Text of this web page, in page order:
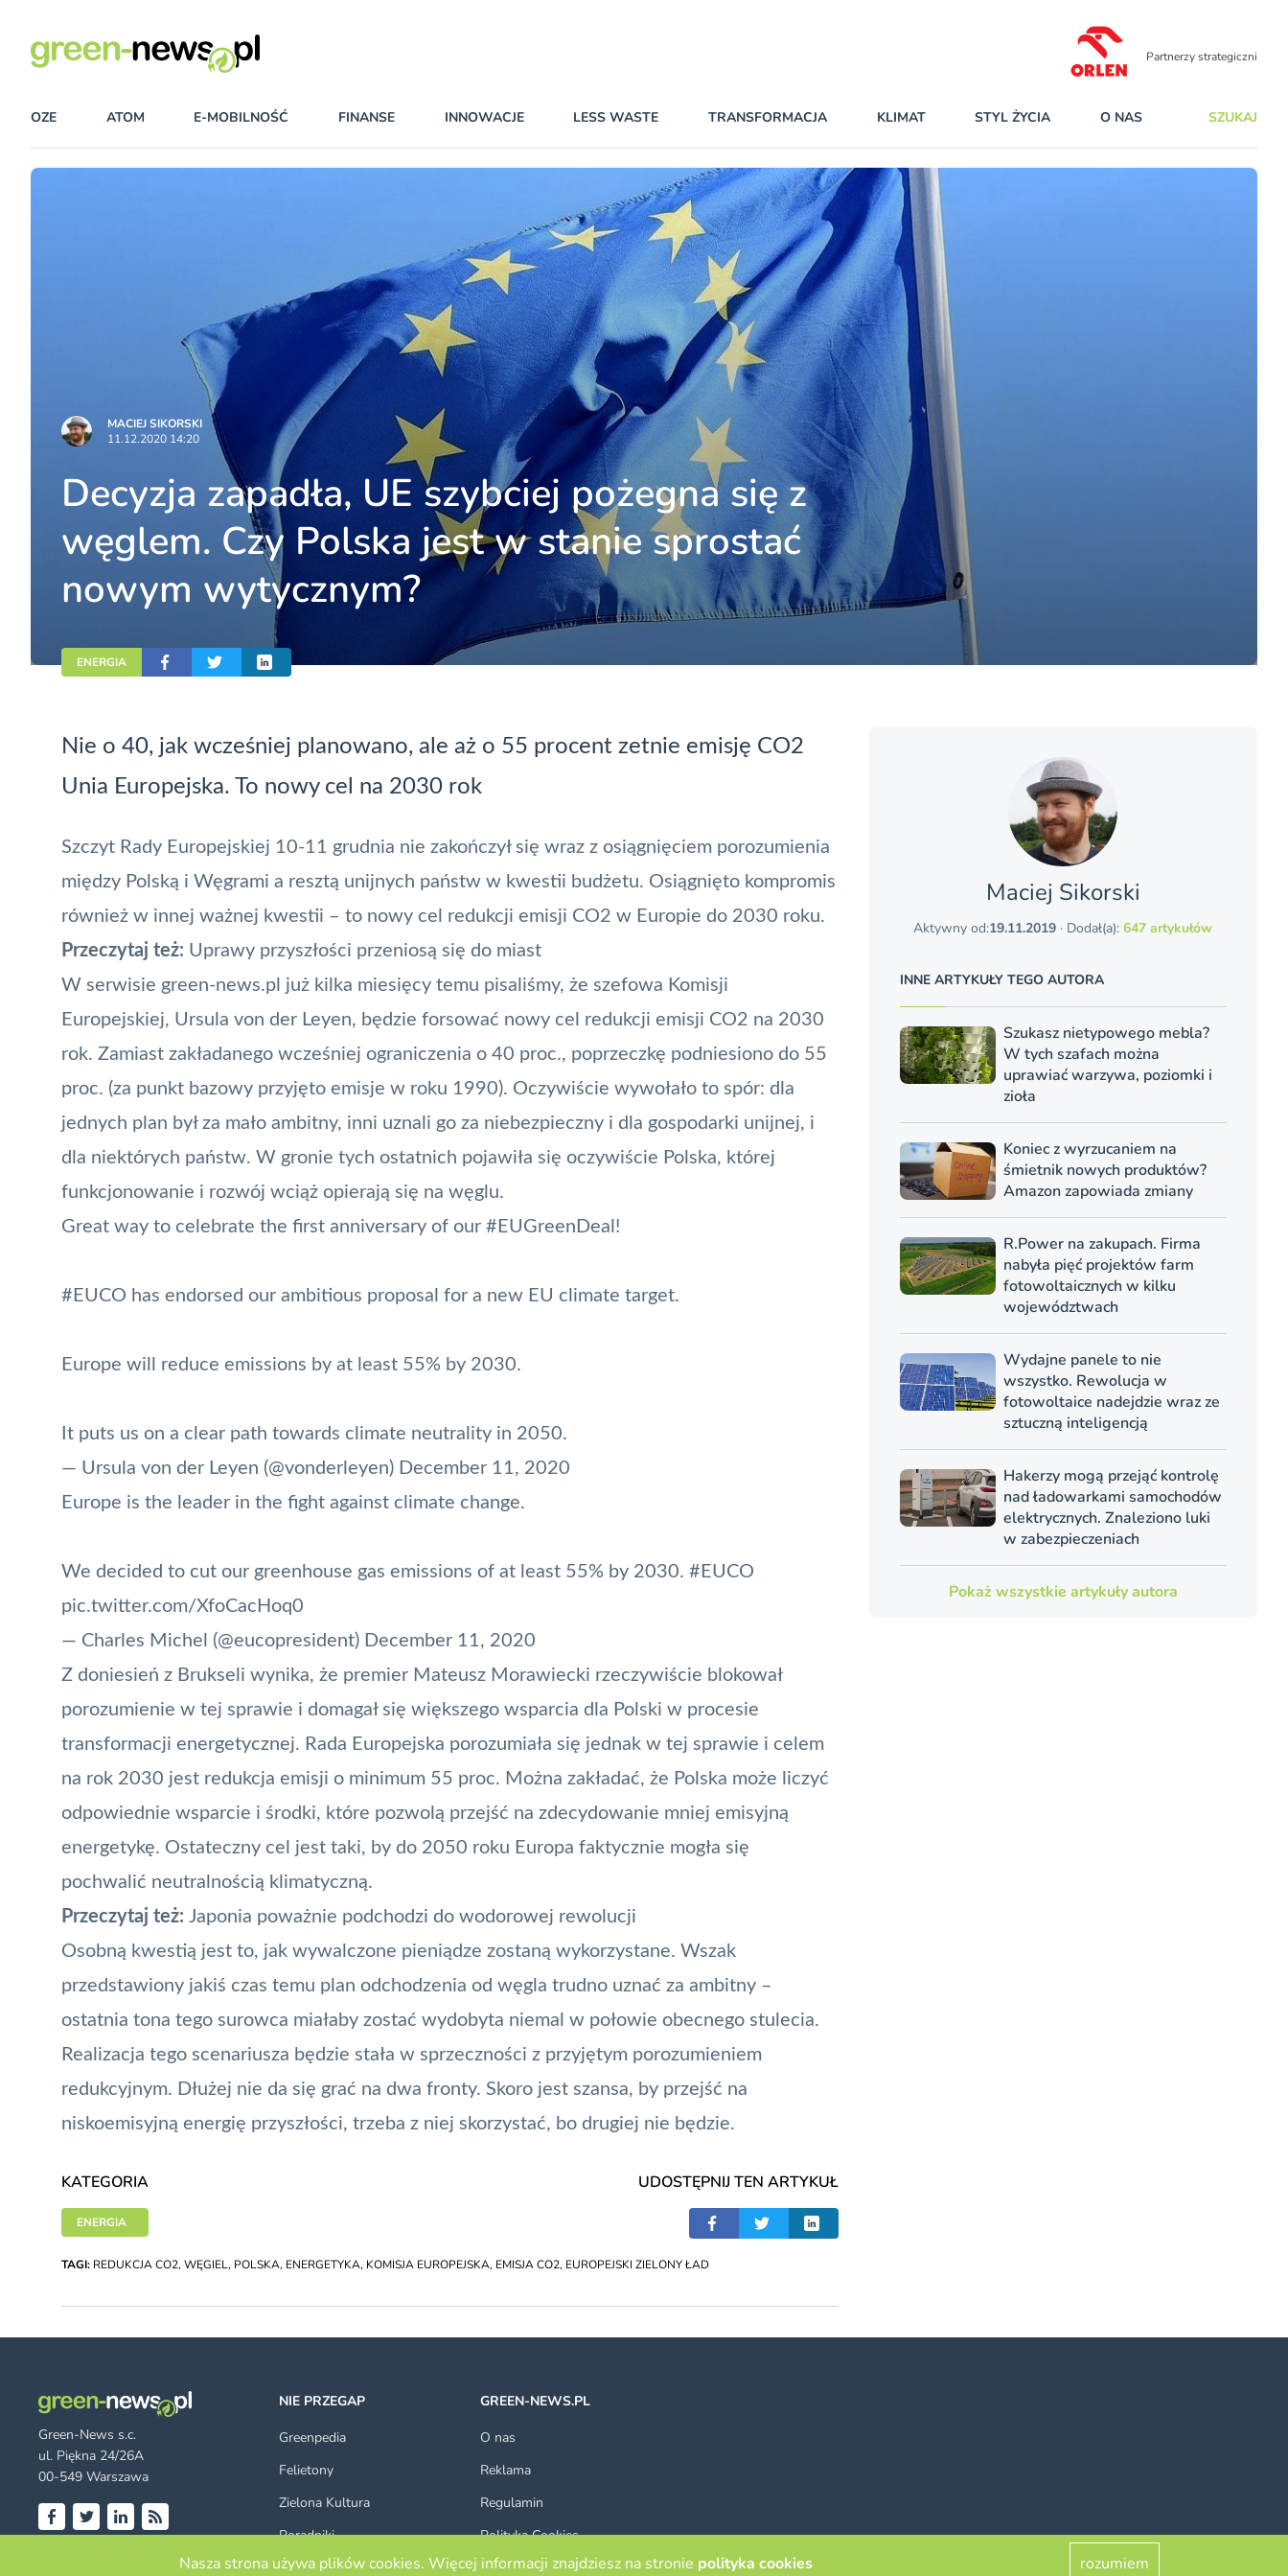
Partnerzy strategiczni
OZE ATOM E-MOBILNOŚĆ FINANSE INNOWACJE LESS WASTE TRANSFORMACJA KLIMAT STYL ŻYCIA O NAS SZUKAJ
MACIEJ SIKORSKI
11.12.2020 14:20
Decyzja zapadła, UE szybciej pożegna się z
węglem. Czy Polska jest w stanie sprostać
nowym wytycznym?
ENERGIA
Nie o 40, jak wcześniej planowano, ale aż o 55 procent zetnie emisję CO2
Unia Europejska. To nowy cel na 2030 rok
Szczyt Rady Europejskiej 10-11 grudnia nie zakończył się wraz z osiągnięciem porozumienia
między Polską i Węgrami a resztą unijnych państw w kwestii budżetu. Osiągnięto kompromis
również w innej ważnej kwestii – to nowy cel redukcji emisji CO2 w Europie do 2030 roku.
Przeczytaj też: Uprawy przyszłości przeniosą się do miast
W serwisie green-news.pl już kilka miesięcy temu pisaliśmy, że szefowa Komisji
Europejskiej, Ursula von der Leyen, będzie forsować nowy cel redukcji emisji CO2 na 2030
rok. Zamiast zakładanego wcześniej ograniczenia o 40 proc., poprzeczkę podniesiono do 55
proc. (za punkt bazowy przyjęto emisje w roku 1990). Oczywiście wywołało to spór: dla
jednych plan był za mało ambitny, inni uznali go za niebezpieczny i dla gospodarki unijnej, i
dla niektórych państw. W gronie tych ostatnich pojawiła się oczywiście Polska, której
funkcjonowanie i rozwój wciąż opierają się na węglu.
Great way to celebrate the first anniversary of our #EUGreenDeal !
#EUCO has endorsed our ambitious proposal for a new EU climate target.
Europe will reduce emissions by at least 55% by 2030.
It puts us on a clear path towards climate neutrality in 2050.
— Ursula von der Leyen (@vonderleyen) December 11, 2020
Europe is the leader in the fight against climate change.
We decided to cut our greenhouse gas emissions of at least 55% by 2030. #EUCO
pic.twitter.com/XfoCacHoq0
— Charles Michel (@eucopresident) December 11, 2020
Z doniesień z Brukseli wynika, że premier Mateusz Morawiecki rzeczywiście blokował
porozumienie w tej sprawie i domagał się większego wsparcia dla Polski w procesie
transformacji energetycznej. Rada Europejska porozumiała się jednak w tej sprawie i celem
na rok 2030 jest redukcja emisji o minimum 55 proc. Można zakładać, że Polska może liczyć
odpowiednie wsparcie i środki, które pozwolą przejść na zdecydowanie mniej emisyjną
energetykę. Ostateczny cel jest taki, by do 2050 roku Europa faktycznie mogła się
pochwalić neutralnością klimatyczną.
Przeczytaj też: Japonia poważnie podchodzi do wodorowej rewolucji
Osobną kwestią jest to, jak wywalczone pieniądze zostaną wykorzystane. Wszak
przedstawiony jakiś czas temu plan odchodzenia od węgla trudno uznać za ambitny –
ostatnia tona tego surowca miałaby zostać wydobyta niemal w połowie obecnego stulecia.
Realizacja tego scenariusza będzie stała w sprzeczności z przyjętym porozumieniem
redukcyjnym. Dłużej nie da się grać na dwa fronty. Skoro jest szansa, by przejść na
niskoemisyjną energię przyszłości, trzeba z niej skorzystać, bo drugiej nie będzie.
KATEGORIA
ENERGIA
UDOSTĘPNIJ TEN ARTYKUŁ
TAGI: REDUKCJA CO2, WĘGIEL, POLSKA, ENERGETYKA, KOMISJA EUROPEJSKA, EMISJA CO2, EUROPEJSKI ZIELONY ŁAD
Maciej Sikorski
Aktywny od:19.11.2019 · Dodał(a):647 artykułów
INNE ARTYKUŁY TEGO AUTORA
Szukasz nietypowego mebla?
W tych szafach można
uprawiać warzywa, poziomki i
zioła
Koniec z wyrzucaniem na
śmietnik nowych produktów?
Amazon zapowiada zmiany
R.Power na zakupach. Firma
nabyła pięć projektów farm
fotowoltaicznych w kilku
województwach
Wydajne panele to nie
wszystko. Rewolucja w
fotowoltaice nadejdzie wraz ze
sztuczną inteligencją
Hakerzy mogą przejąć kontrolę
nad ładowarkami samochodów
elektrycznych. Znaleziono luki
w zabezpieczeniach
Pokaż wszystkie artykuły autora
Green-News s.c.
ul. Piękna 24/26A
00-549 Warszawa
FacebookTwitterLinkedIn
RSS
© 2026 green-news.pl. All rights
NIE PRZEGAP
Greenpedia
Felietony
Zielona Kultura
Poradniki
Szukaj
GREEN-NEWS.PL
O nas
Reklama
Regulamin
Polityka Cookies
Kontakt
Nasza strona używa plików cookies. Więcej informacji znajdziesz na stronie polityka cookies rozumiem